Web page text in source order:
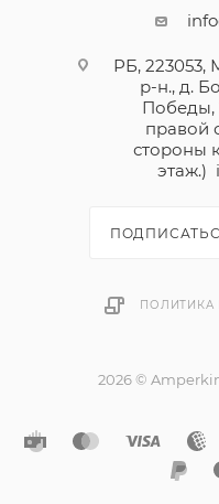
РБ, 223053,
р-н., д.
Победы,
правой
стороны
этаж.)
ПОЛИТИКА
2026 ©